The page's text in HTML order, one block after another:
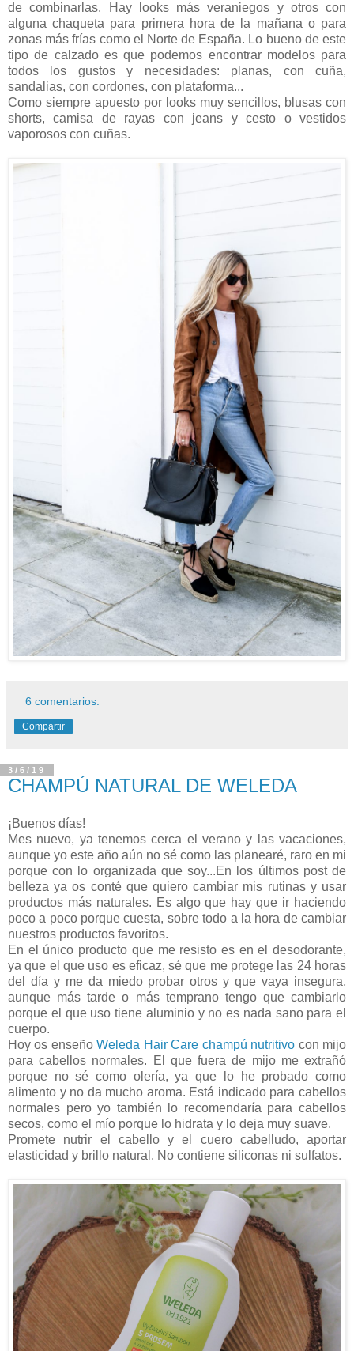
de combinarlas. Hay looks más veraniegos y otros con
alguna chaqueta para primera hora de la mañana o para
zonas más frías como el Norte de España. Lo bueno de este
tipo de calzado es que podemos encontrar modelos para
todos los gustos y necesidades: planas, con cuña,
sandalias, con cordones, con plataforma...
Como siempre apuesto por looks muy sencillos, blusas con
shorts, camisa de rayas con jeans y cesto o vestidos
vaporosos con cuñas.
6 comentarios:
Compartir
3/6/19
CHAMPÚ NATURAL DE WELEDA
¡Buenos días!
Mes nuevo, ya tenemos cerca el verano y las vacaciones,
aunque yo este año aún no sé como las planearé, raro en mi
porque con lo organizada que soy...En los últimos post de
belleza ya os conté que quiero cambiar mis rutinas y usar
productos más naturales. Es algo que hay que ir haciendo
poco a poco porque cuesta, sobre todo a la hora de cambiar
nuestros productos favoritos.
En el único producto que me resisto es en el desodorante,
ya que el que uso es eficaz, sé que me protege las 24 horas
del día y me da miedo probar otros y que vaya insegura,
aunque más tarde o más temprano tengo que cambiarlo
porque el que uso tiene aluminio y no es nada sano para el
cuerpo.
Hoy os enseñoWeleda Hair Care champú nutritivo con mijo
para cabellos normales. El que fuera de mijo me extrañó
porque no sé como olería, ya que lo he probado como
alimento y no da mucho aroma. Está indicado para cabellos
normales pero yo también lo recomendaría para cabellos
secos, como el mío porque lo hidrata y lo deja muy suave.
Promete nutrir el cabello y el cuero cabelludo, aportar
elasticidad y brillo natural. No contiene siliconas ni sulfatos.